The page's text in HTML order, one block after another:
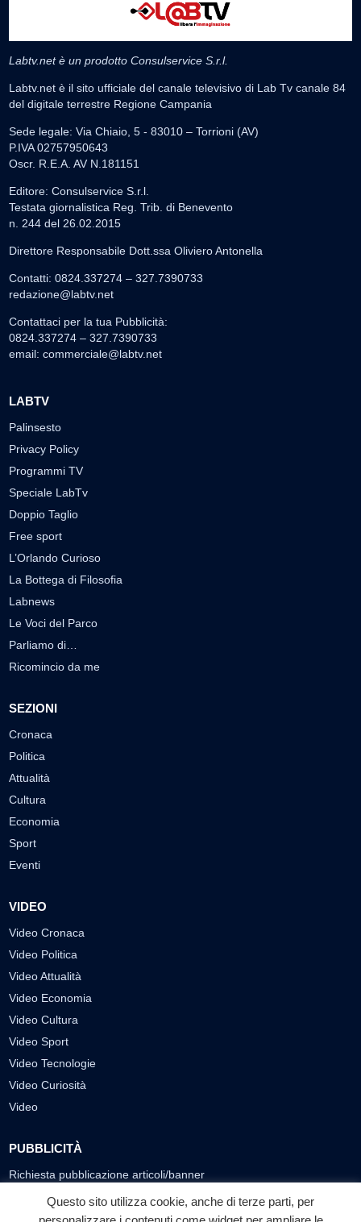
Labtv.net è un prodotto Consulservice S.r.l.
Labtv.net è il sito ufficiale del canale televisivo di Lab Tv canale 84
del digitale terrestre Regione Campania
Sede legale: Via Chiaio, 5 - 83010 – Torrioni (AV)
P.IVA 02757950643
Oscr. R.E.A. AV N.181151
Editore: Consulservice S.r.l.
Testata giornalistica Reg. Trib. di Benevento
n. 244 del 26.02.2015
Direttore Responsabile Dott.ssa Oliviero Antonella
Contatti: 0824.337274 – 327.7390733
redazione@labtv.net
Contattaci per la tua Pubblicità:
0824.337274 – 327.7390733
email: commerciale@labtv.net
LABTV
Palinsesto
Privacy Policy
Programmi TV
Speciale LabTv
Doppio Taglio
Free sport
L’Orlando Curioso
La Bottega di Filosofia
Labnews
Le Voci del Parco
Parliamo di…
Ricomincio da me
SEZIONI
Cronaca
Politica
Attualità
Cultura
Economia
Sport
Eventi
VIDEO
Video Cronaca
Video Politica
Video Attualità
Video Economia
Video Cultura
Video Sport
Video Tecnologie
Video Curiosità
Video
PUBBLICITÀ
Richiesta pubblicazione articoli/banner
SEGUICI SUI SOCIAL
Questo sito utilizza cookie, anche di terze parti, per